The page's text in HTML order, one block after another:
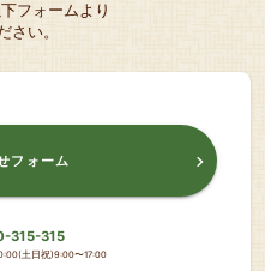
フォームより
さい。
フォーム
315-315
土日祝)9:00〜17:00